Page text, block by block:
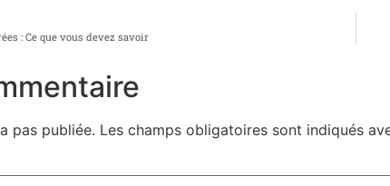
: Ce que vous devez savoir
pas publiée. Les champs obligatoires sont indiqués